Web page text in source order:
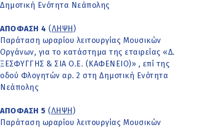
Δημοτική Ενότητα Νεάπολης
ΑΠΟΦΑΣΗ 4 (ΛΗΨΗ )
Παράταση ωραρίου λειτουργίας Μουσικών
Οργάνων, για το κατάστημα της εταιρείας «Δ.
ΞΕΣΦΥΓΓΗΣ & ΣΙΑ Ο.Ε. (ΚΑΦΕΝΕΙΟ)» , επί της
οδού Φλογητών αρ. 2 στη Δημοτική Ενότητα
Νεάπολης
ΑΠΟΦΑΣΗ 5 (ΛΗΨΗ )
Παράταση ωραρίου λειτουργίας Μουσικών